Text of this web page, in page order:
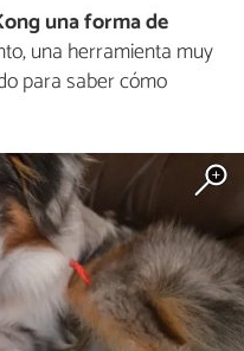
una forma de
una herramienta muy
para saber cómo